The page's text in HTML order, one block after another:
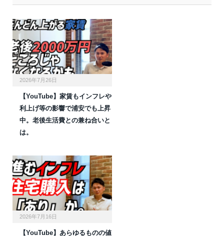
2026年7月26日
【YouTube】家賃もインフレや
利上げ等の影響で浦安でも上昇
中。老後生活費との兼ね合いと
は。
2026年7月16日
【YouTube】あらゆるものの値